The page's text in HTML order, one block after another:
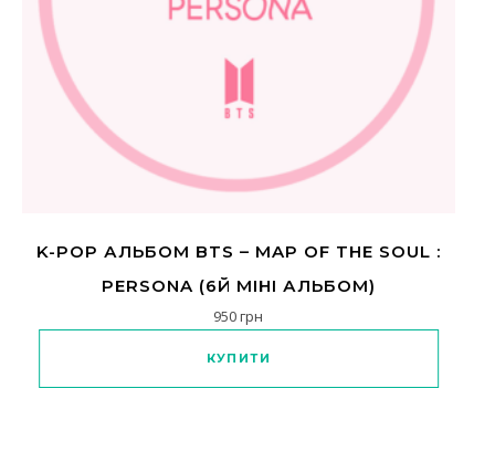
K-POP АЛЬБОМ BTS – MAP OF THE SOUL :
PERSONA (6Й МІНІ АЛЬБОМ)
950грн
КУПИТИ